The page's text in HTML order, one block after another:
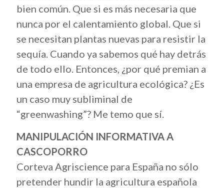
bien común. Que si es más necesaria que
nunca por el calentamiento global. Que si
se necesitan plantas nuevas para resistir la
sequía. Cuando ya sabemos qué hay detrás
de todo ello. Entonces, ¿por qué premian a
una empresa de agricultura ecológica? ¿Es
un caso muy subliminal de
“greenwashing”? Me temo que sí.
MANIPULACIÓN INFORMATIVA A
CASCOPORRO
Corteva Agriscience para España no sólo
pretender hundir la agricultura española